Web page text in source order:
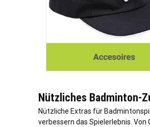
Nützliches Badminton-
Nützliche Extras für
verbessern das Spielerlebnis. Von